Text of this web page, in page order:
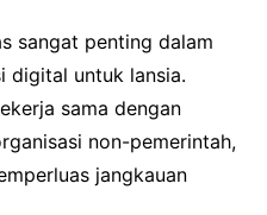
sangat penting dalam
digital untuk lansia.
sama dengan
non-pemerintah,
jangkauan